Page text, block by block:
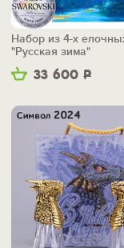
33 600 Р
Набор из 4-х
"Русская зима"